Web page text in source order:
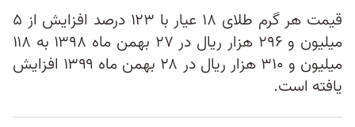
قیمت هر گرم طلای ۱۸ عیار با ۱۲۳ درصد افزایش از ۵
میلیون و ۲۹۶ هزار ریال در ۲۷ بهمن ماه ۱۳۹۸ به ۱۱۸
میلیون و ۳۱۰ هزار ریال در ۲۸ بهمن ماه ۱۳۹۹ افزایش
یافته است.